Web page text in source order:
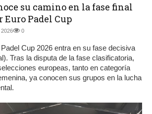
su camino en la fase final
Padel Cup
0
Cup 2026 entra en su fase decisiva
Tras la disputa de la fase clasificatoria,
europeas, tanto en categoría
ya conocen sus grupos en la lucha